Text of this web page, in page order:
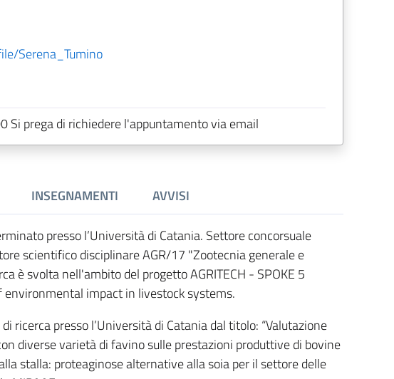
Serena_Tumino
Si prega di richiedere l'appuntamento via email
INSEGNAMENTI AVVISI
presso l’Università di Catania. Settore concorsuale
scientifico disciplinare AGR/17 "Zootecnia generale e
è svolta nell'ambito del progetto AGRITECH - SPOKE 5
impact in livestock systems.
ricerca presso l’Università di Catania dal titolo: “Valutazione
diverse varietà di favino sulle prestazioni produttive di bovine
stalla: proteaginose alternative alla soia per il settore delle